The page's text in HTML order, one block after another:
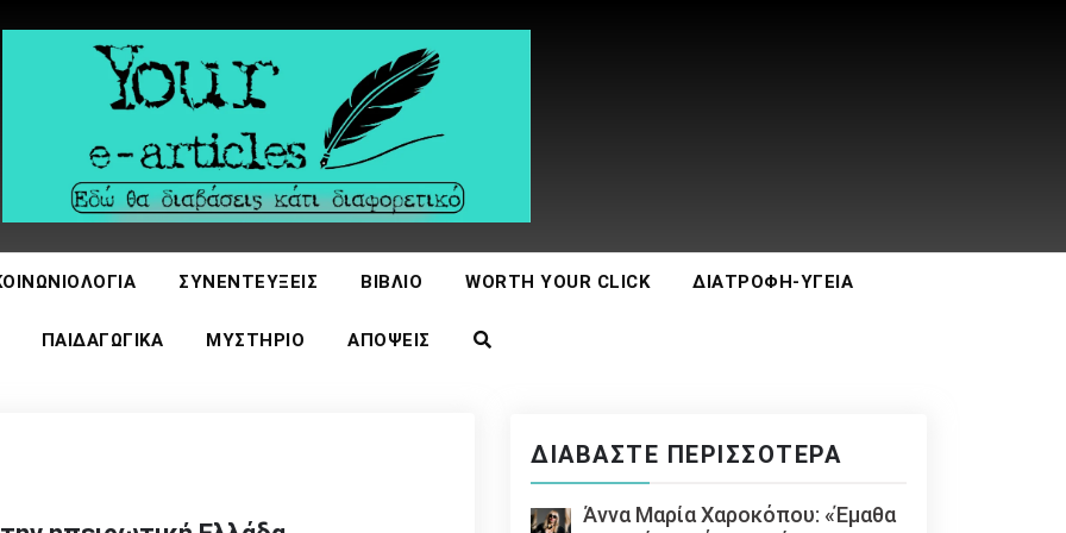
ΣΥΝΕΝΤΕΎΞΕΙΣ ΒΙΒΛΊΟ WORTH YOUR CLICK ΔΙΑΤΡΟΦΉ-ΥΓΕΊΑ
ΠΑΙΔΑΓΩΓΙΚΆ ΜΥΣΤΉΡΙΟ ΑΠΌΨΕΙΣ
ΔΙΑΒΆΣΤΕ ΠΕΡΙΣΣΌΤΕΡΑ
Άννα Μαρία Χαροκόπου: «Έμαθα